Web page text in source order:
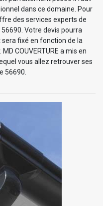
dans ce domaine. Pour
des services experts de
Votre devis pourra
sera fixé en fonction de la
COUVERTURE a mis en
vous allez retrouver ses
56690.